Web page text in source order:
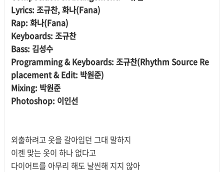
Lyrics: 조규찬, 화나(Fana)
Rap: 화나(Fana)
Keyboards: 조규찬
Bass: 김성수
Programming & Keyboards: 조규찬(Rhythm Source Re
placement & Edit: 박원준)
Mixing: 박원준
Photoshop: 이인선
외출하려고 옷을 갈아입던 그대 말하지
이젠 맞는 옷이 하나 없다고
다이어트를 아무리 해도 날씬해 지지 않아